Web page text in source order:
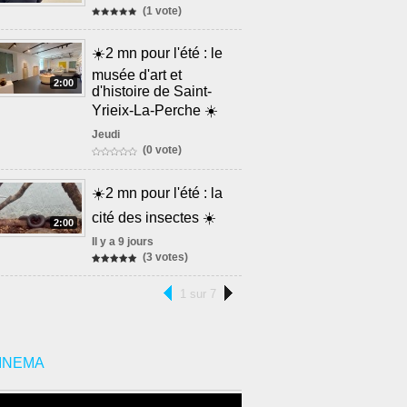
(1 vote)
2:00
☀️2 mn pour l'été : le
musée d'art et
d'histoire de Saint-
Yrieix-La-Perche ☀️
Jeudi
(0 vote)
2:00
☀️2 mn pour l'été : la
cité des insectes ☀️
Il y a 9 jours
(3 votes)
1 sur 7